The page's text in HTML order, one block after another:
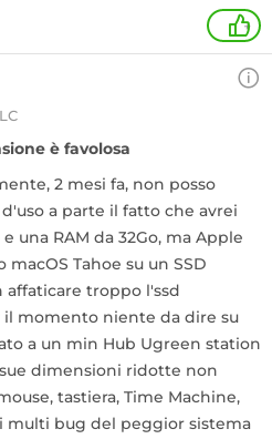
+
è favolosa
2 mesi fa, non posso
a parte il fatto che avrei
una RAM da 32Go, ma Apple
Tahoe su un SSD
affaticare troppo l'ssd
il momento niente da dire su
a un min Hub Ugreen station
dimensioni ridotte non
tastiera, Time Machine,
multi bug del peggior sistema